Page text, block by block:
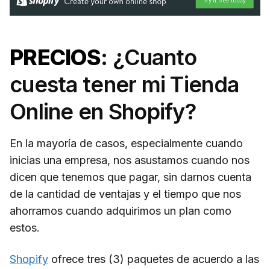
PRECIOS: ¿Cuanto
cuesta tener mi Tienda
Online en Shopify?
En la mayoría de casos, especialmente cuando
inicias una empresa, nos asustamos cuando nos
dicen que tenemos que pagar, sin darnos cuenta
de la cantidad de ventajas y el tiempo que nos
ahorramos cuando adquirimos un plan como
estos.
Shopify ofrece tres (3) paquetes de acuerdo a las